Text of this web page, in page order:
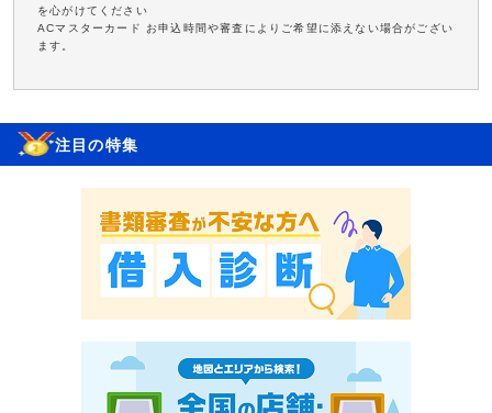
を心がけてください
ACマスターカード お申込時間や審査によりご希望に添えない場合がござい
ます。
注目の特集